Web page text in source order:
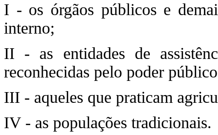
I - os órgãos públicos e
interno;
II - as entidades de
reconhecidas pelo poder
III - aqueles que praticam
IV - as populações tradicionais.